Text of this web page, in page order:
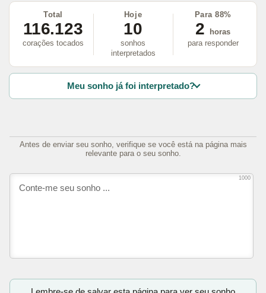
Total
116.123
corações tocados
Hoje
10
sonhos
interpretados
Para 88%
2
horas
para responder
Meu sonho já foi interpretado?
Antes de enviar seu sonho, verifique se você está na página mais
relevante para o seu sonho.
1000